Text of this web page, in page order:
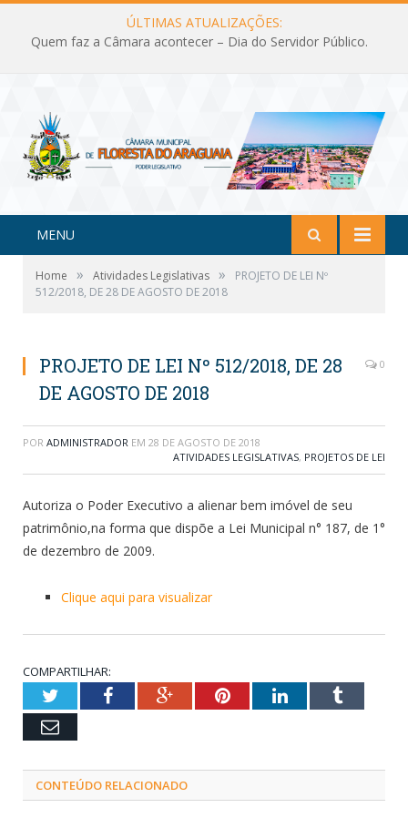
ÚLTIMAS ATUALIZAÇÕES:
Quem faz a Câmara acontecer – Dia do Servidor Público.
MENU
Home » Atividades Legislativas »
PROJETO DE LEI Nº
512/2018, DE 28 DE AGOSTO DE 2018
PROJETO DE LEI Nº 512/2018, DE 28
DE AGOSTO DE 2018
0
POR ADMINISTRADOR EM 28 DE AGOSTO DE 2018
ATIVIDADES LEGISLATIVAS, PROJETOS DE LEI
Autoriza o Poder Executivo a alienar bem imóvel de seu
patrimônio,na forma que dispõe a Lei Municipal n° 187, de 1°
de dezembro de 2009.
Clique aqui para visualizar
COMPARTILHAR:
TwitterFacebookGoogle+PinterestLinkedInTumblr
Email
CONTEÚDO RELACIONADO